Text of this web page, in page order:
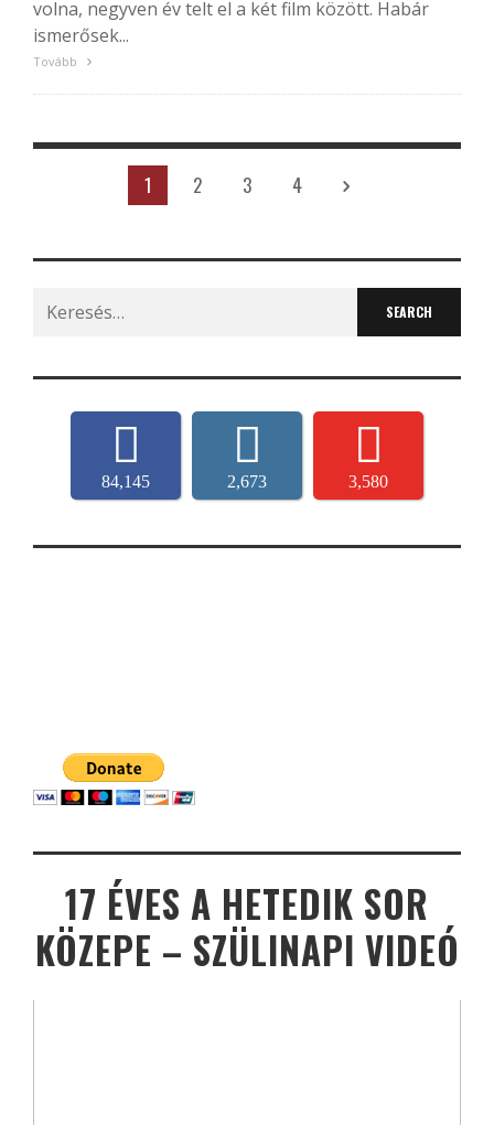
volna, negyven év telt el a két film között. Habár
ismerősek...
Tovább
1 2 3 4
Search
for:
84,145 2,673 3,580
17 ÉVES A HETEDIK SOR
KÖZEPE – SZÜLINAPI VIDEÓ